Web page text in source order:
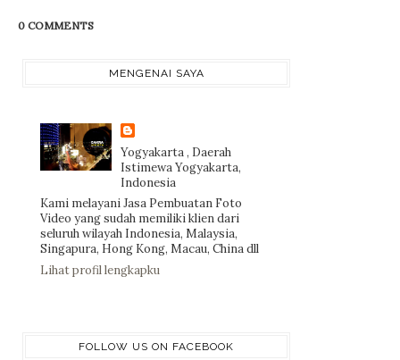
0 COMMENTS
MENGENAI SAYA
Yogyakarta , Daerah
Istimewa Yogyakarta,
Indonesia
Kami melayani Jasa Pembuatan Foto
Video yang sudah memiliki klien dari
seluruh wilayah Indonesia, Malaysia,
Singapura, Hong Kong, Macau, China dll
Lihat profil lengkapku
FOLLOW US ON FACEBOOK